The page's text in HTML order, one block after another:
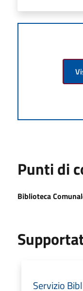
Punti di
Biblioteca
Servizio